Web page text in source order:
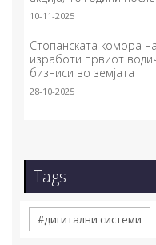
10-11-2025
Стопанската комора
изработи првиот
бизниси во земјата
28-10-2025
Tags
#дигитални системи